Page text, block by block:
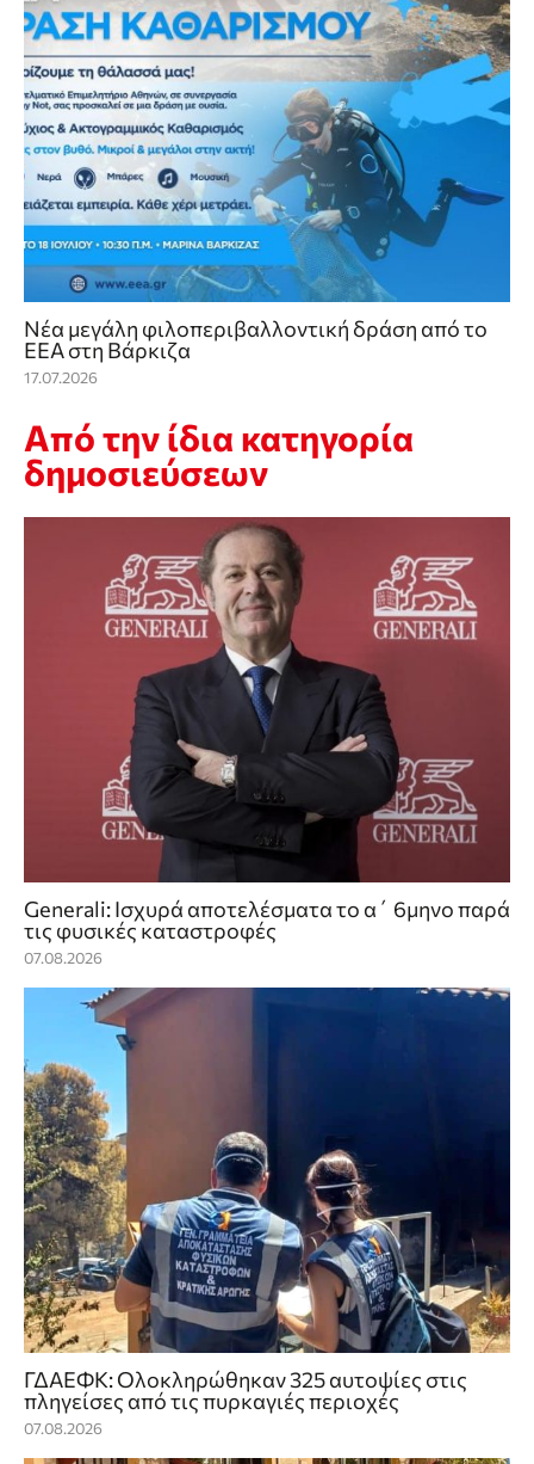
Νέα μεγάλη φιλοπεριβαλλοντική δράση από το
ΕΕΑ στη Βάρκιζα
17.07.2026
Από την ίδια κατηγορία
δημοσιεύσεων
Generali: Ισχυρά αποτελέσματα το α΄ 6μηνο παρά
τις φυσικές καταστροφές
07.08.2026
ΓΔΑΕΦΚ: Ολοκληρώθηκαν 325 αυτοψίες στις
πληγείσες από τις πυρκαγιές περιοχές
07.08.2026